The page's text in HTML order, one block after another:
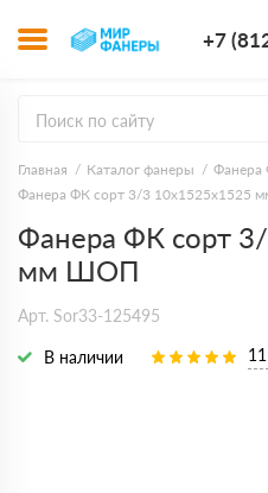
+7
Главная Каталог фанеры Фанера
Фанера ФК сорт 3/3 10х1525х1525
Фанера ФК сорт
мм ШОП
Арт. Sor33-125495
В наличии